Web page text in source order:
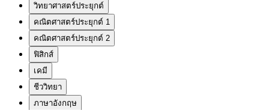
วิทยาศาสตร์ประยุกต์
คณิตศาสตร์ประยุกต์ 1
คณิตศาสตร์ประยุกต์ 2
ฟิสิกส์
เคมี
ชีววิทยา
ภาษาอังกฤษ